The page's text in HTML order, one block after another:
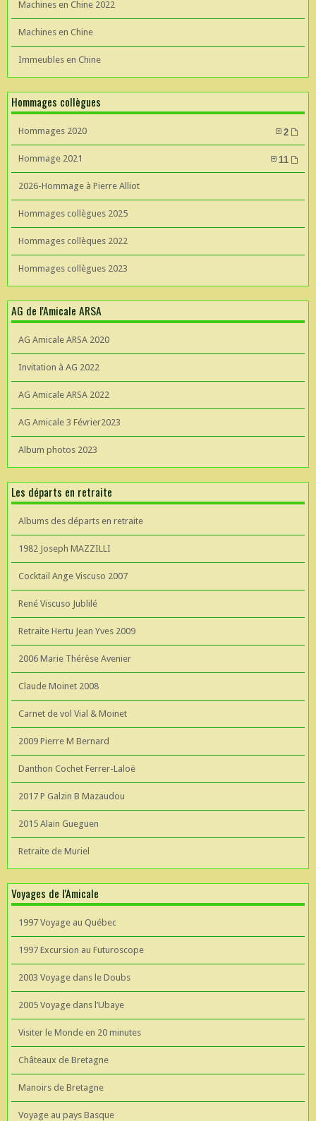
Machines en Chine 2022
Machines en Chine
Immeubles en Chine
Hommages collègues
Hommages 2020 2
Hommage 2021 11
2026-Hommage à Pierre Alliot
Hommages collègues 2025
Hommages collèques 2022
Hommages collègues 2023
AG de l'Amicale ARSA
AG Amicale ARSA 2020
Invitation à AG 2022
AG Amicale ARSA 2022
AG Amicale 3 Février2023
Album photos 2023
Les départs en retraite
Albums des départs en retraite
1982 Joseph MAZZILLI
Cocktail Ange Viscuso 2007
René Viscuso Jublilé
Retraite Hertu Jean Yves 2009
2006 Marie Thérèse Avenier
Claude Moinet 2008
Carnet de vol Vial & Moinet
2009 Pierre M Bernard
Danthon Cochet Ferrer-Laloë
2017 P Galzin B Mazaudou
2015 Alain Gueguen
Retraite de Muriel
Voyages de l'Amicale
1997 Voyage au Québec
1997 Excursion au Futuroscope
2003 Voyage dans le Doubs
2005 Voyage dans l’Ubaye
Visiter le Monde en 20 minutes
Châteaux de Bretagne
Manoirs de Bretagne
Voyage au pays Basque